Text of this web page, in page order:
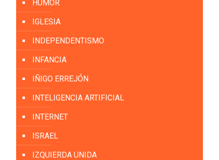
HUMOR
IGLESIA
INDEPENDENTISMO
INFANCIA
IÑIGO ERREJÓN
INTELIGENCIA ARTIFICIAL
INTERNET
ISRAEL
IZQUIERDA UNIDA